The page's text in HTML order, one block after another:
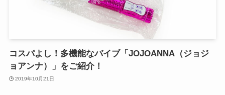
コスパよし！多機能なバイブ「JOJOANNA（ジョジ
ョアンナ）」をご紹介！
2019年10月21日